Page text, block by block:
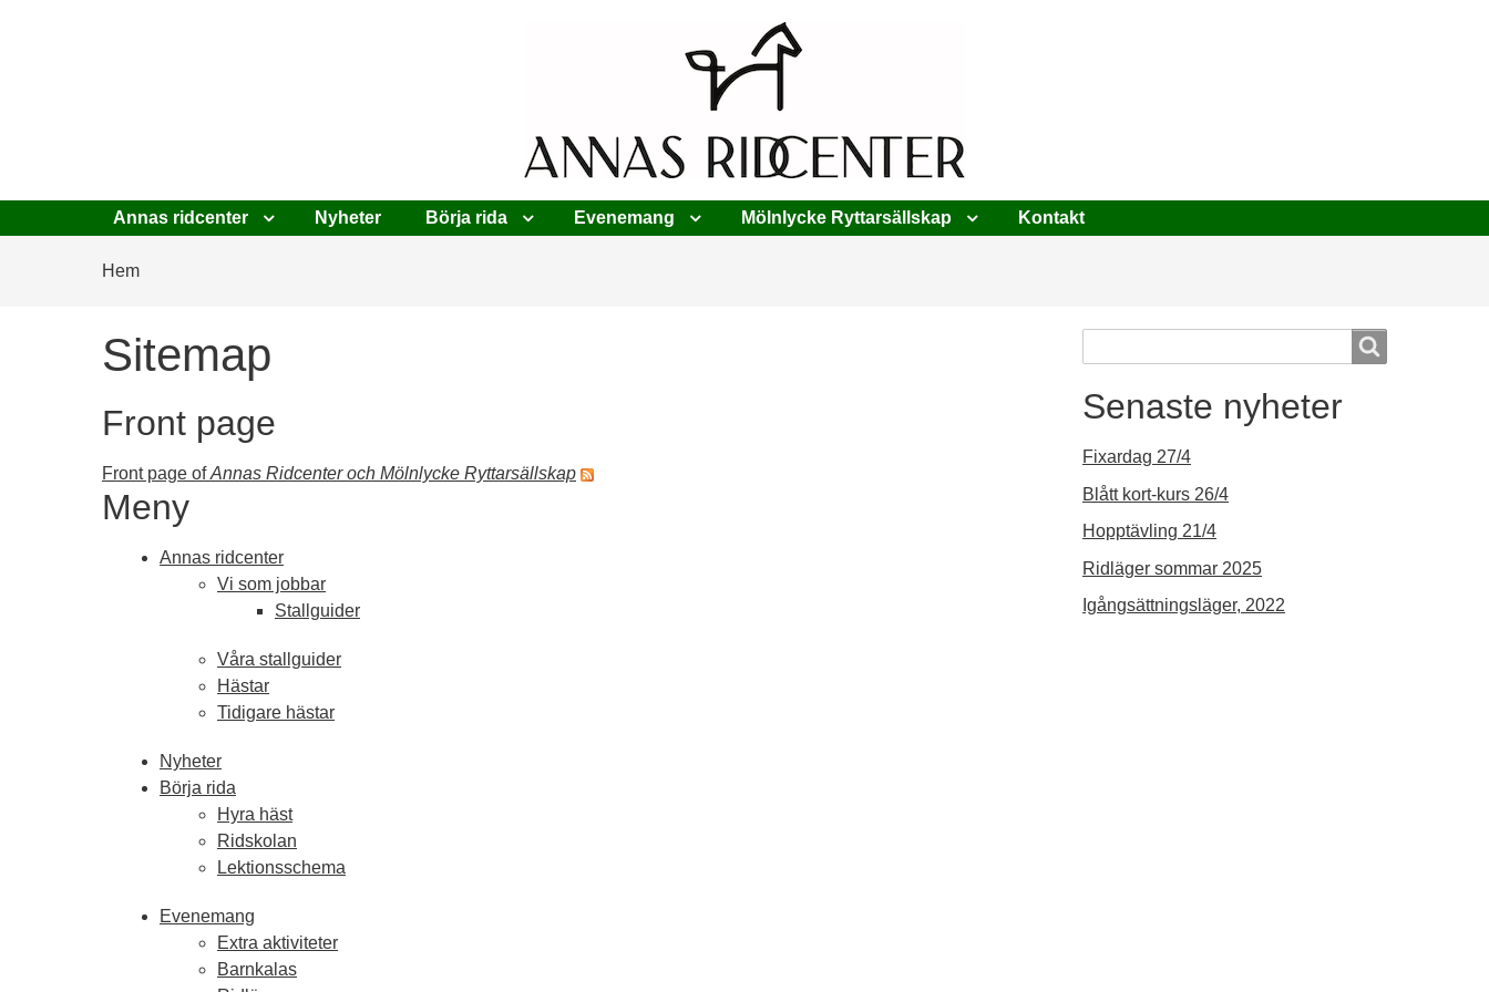
Annas ridcenter Nyheter Börja rida Evenemang Mölnlycke Ryttarsällskap Kontakt
Breadcrumbs
You
Hem
Sitemap
Front page
Front page ofAnnas Ridcenter och Mölnlycke Ryttarsällskap
Meny
Annas ridcenter
Vi som jobbar
Stallguider
Våra stallguider
Hästar
Tidigare hästar
Nyheter
Börja rida
Hyra häst
Ridskolan
Lektionsschema
Evenemang
Extra aktiviteter
Barnkalas
Senaste nyheter
Fixardag 27/4
Blått kort-kurs 26/4
Hopptävling 21/4
Ridläger sommar 2025
Igångsättningsläger, 2022